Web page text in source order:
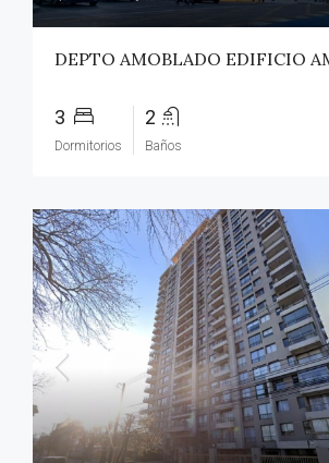
3
Dormitorios
2
Baños